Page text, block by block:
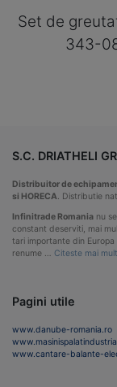
Set de
343-
S.C. DRIATHELI
Distribuitor de
si HORECA. Distributie
Infinitrade Romania nu
constant deserviti, mai
tari importante din
renume … Citeste mai
Pagini utile
www.danube-romania.ro
www.cantare-balante-